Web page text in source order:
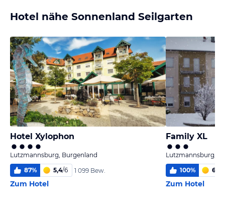
Hotel nähe Sonnenland Seilgarten
Hotel Xylophon
Lutzmannsburg, Burgenland
87% 5,4/6 1 099 Bew.
Zum Hotel
Family XL
Lutzmannsburg,
100% 6,0
Zum Hotel